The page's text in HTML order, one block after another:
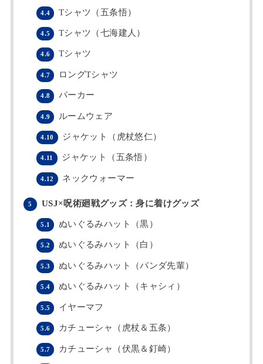
4.4 Tシャツ（五条悟）
4.5 Tシャツ（七海建人）
4.6 Tシャツ
4.7 ロングTシャツ
4.8 パーカー
4.9 ルームウェア
4.10 ジャケット（虎杖悠仁）
4.11 ジャケット（五条悟）
4.12 ネックウォーマー
5 USJ×呪術廻戦グッズ：身に着けグッズ
5.1 ぬいぐるみハット（黒）
5.2 ぬいぐるみハット（白）
5.3 ぬいぐるみハット（パンダ先輩）
5.4 ぬいぐるみハット（キャシィ）
5.5 イヤーマフ
5.6 カチューシャ（虎杖＆五条）
5.7 カチューシャ（伏黒＆釘崎）